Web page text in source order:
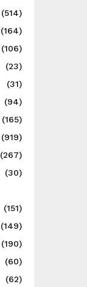
(514)
(164)
(106)
(23)
(31)
(94)
(165)
(919)
(267)
(30)
(151)
(149)
(190)
(60)
(62)